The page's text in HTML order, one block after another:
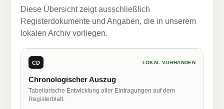
Diese Übersicht zeigt ausschließlich
Registerdokumente und Angaben, die in unserem
lokalen Archiv vorliegen.
CD LOKAL VORHANDEN
Chronologischer Auszug
Tabellarische Entwicklung aller Eintragungen auf dem
Registerblatt.